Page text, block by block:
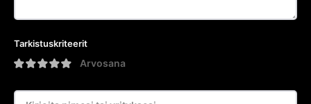
Tarkistuskriteerit
Arvosana